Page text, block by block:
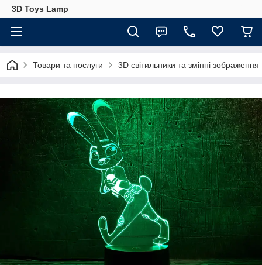
3D Toys Lamp
Товари та послуги 3D світильники та змінні зображення